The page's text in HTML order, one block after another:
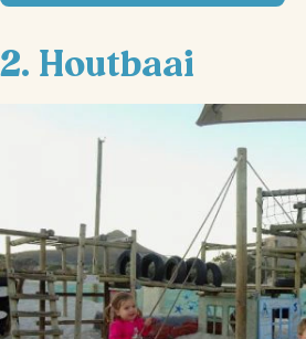
2. Houtbaai